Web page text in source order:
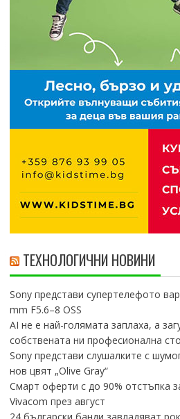
ТЕХНОЛОГИЧНИ НОВИНИ
Sony представи супертелефото
mm F5.6–8 OSS
AI не е най-голямата заплаха, а
собствената ни професионална
Sony представи слушалките с
нов цвят „Olive Gray“
Смарт оферти с до 90% отстъпка
Vivacom през август